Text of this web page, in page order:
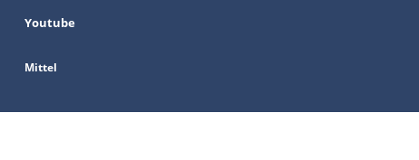
Youtube
Mittel